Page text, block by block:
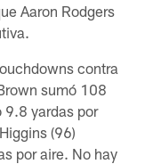
Aaron Rodgers
contra
sumó 108
9.8 yardas por
(96)
por aire. No hay